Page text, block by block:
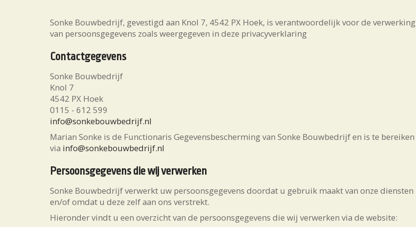
Sonke Bouwbedrijf, gevestigd aan Knol 7, 4542 PX Hoek, is verantwoordelijk voor de verwerking
van persoonsgegevens zoals weergegeven in deze privacyverklaring
Contactgegevens
Sonke Bouwbedrijf
Knol 7
4542 PX Hoek
0115 - 612 599
info@sonkebouwbedrijf.nl
Marian Sonke is de Functionaris Gegevensbescherming van Sonke Bouwbedrijf en is te bereiken
via info@sonkebouwbedrijf.nl
Persoonsgegevens die wij verwerken
Sonke Bouwbedrijf verwerkt uw persoonsgegevens doordat u gebruik maakt van onze diensten
en/of omdat u deze zelf aan ons verstrekt.
Hieronder vindt u een overzicht van de persoonsgegevens die wij verwerken via de website: